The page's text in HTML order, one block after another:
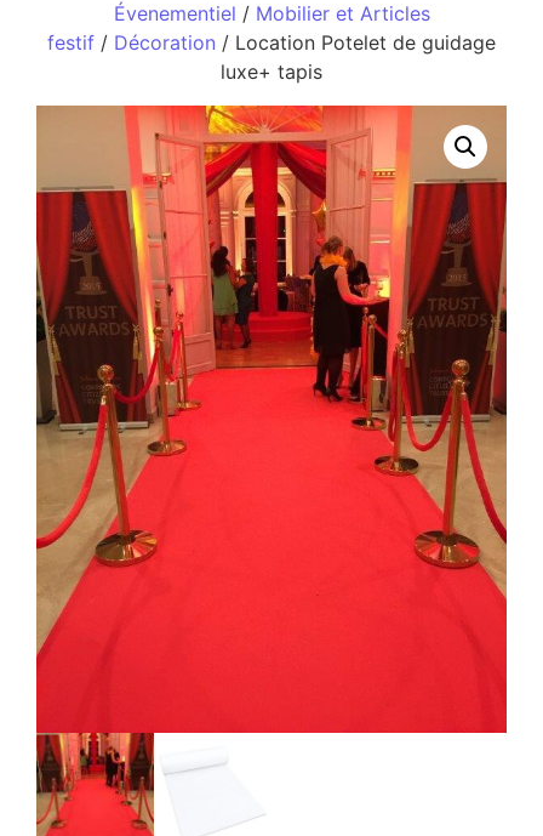
Évenementiel / Mobilier et Articles
festif / Décoration / Location Potelet de guidage
luxe+ tapis